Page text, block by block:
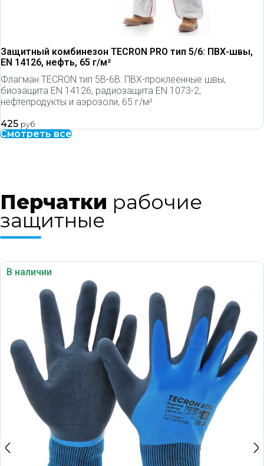
Защитный комбинезон TECRON PRO тип 5/6: ПВХ-швы,
EN 14126, нефть, 65 г/м²
Флагман TECRON тип 5B-6B: ПВХ-проклеенные швы,
биозащита EN 14126, радиозащита EN 1073-2,
нефтепродукты и аэрозоли, 65 г/м²
425 руб
Смотреть все
Перчатки рабочие
защитные
В наличии